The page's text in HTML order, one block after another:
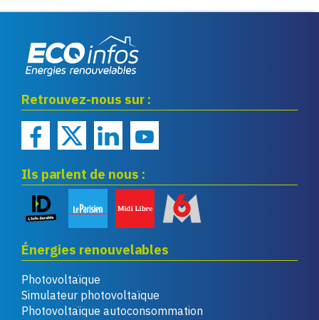
renouvelables
Retrouvez-nous sur :
Ils parlent de nous :
Énergies renouvelables
Photovoltaïque
Simulateur photovoltaïque
Photovoltaïque autoconsommation